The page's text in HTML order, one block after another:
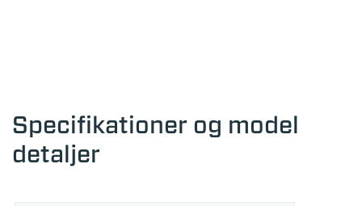
Specifikationer og model
detaljer